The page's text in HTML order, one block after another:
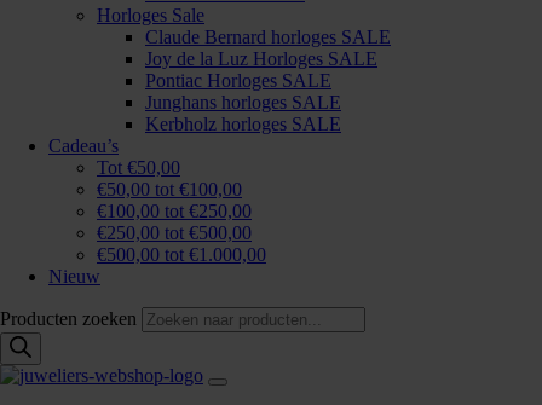
Horloges Sale
Claude Bernard horloges SALE
Joy de la Luz Horloges SALE
Pontiac Horloges SALE
Junghans horloges SALE
Kerbholz horloges SALE
Cadeau’s
Tot €50,00
€50,00 tot €100,00
€100,00 tot €250,00
€250,00 tot €500,00
€500,00 tot €1.000,00
Nieuw
Producten zoeken